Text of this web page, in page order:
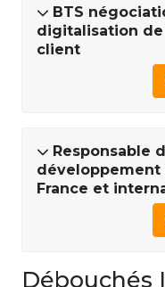
BTS
digitalisation
client
Responsable
développement
France et
Débouchés